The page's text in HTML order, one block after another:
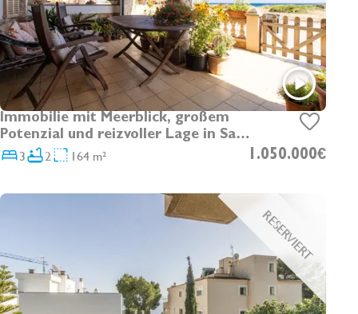
Immobilie mit Meerblick, großem
Potenzial und reizvoller Lage in Sa
Rapita
3 2 164 m² 1.050.000€
RESERVIERT